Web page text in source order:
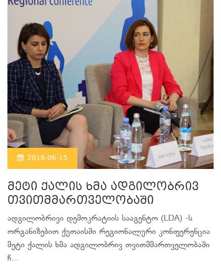
2018-06-15
მეტი ქალის ხმა ადგილობრივ
თვითმმართველობაში
ადგილობრივი დემოკრატიის სააგენტო (LDA) -ს
ორგანიზებით ქუთაისში რეგიონალური კონფერენცია
მეტი ქალის ხმა ადგილობრივ თვითმმართველობაში
ჩ...